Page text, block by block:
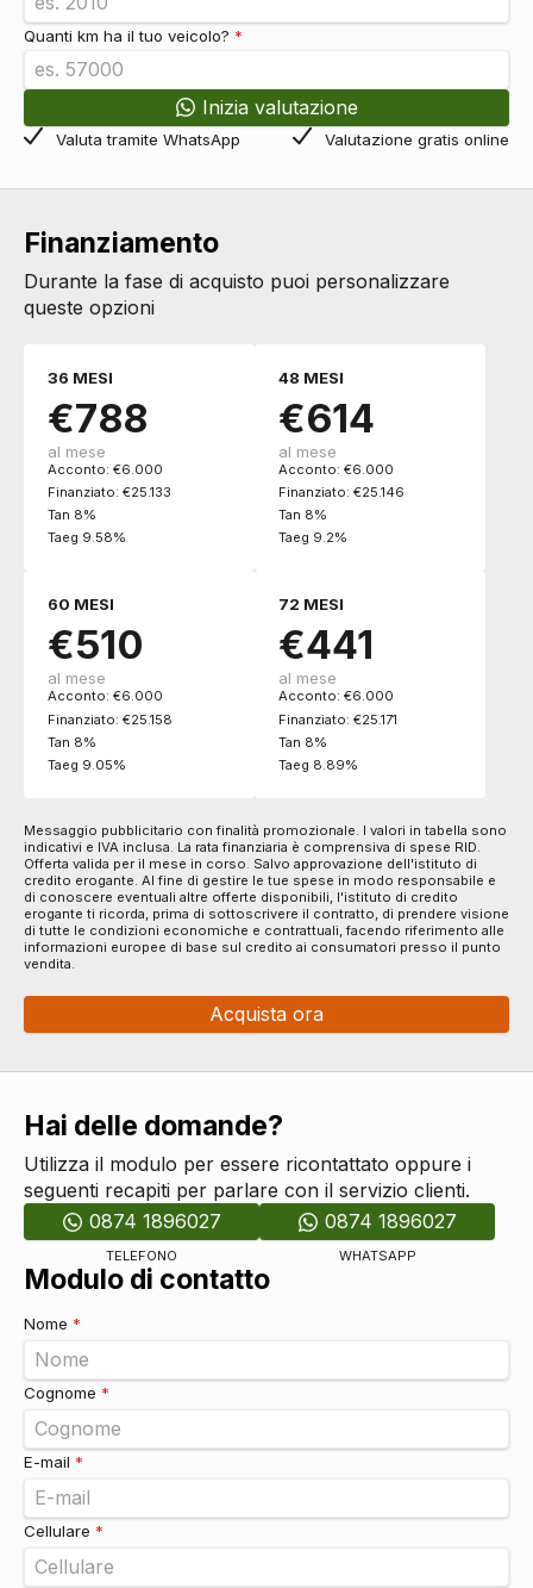
Cromature esterne
Tergicristalli
Specchietti retrovisori anabbaglianti
Fari
Fari a led
DI SERIE
Fari posteriori a led
DI SERIE
Fari automatici e sensore pioggia
Luci diurne
DI SERIE
Terza luce stop
Interni in pelle e tessuto
Interni personalizzazione colori
Pacchetti
Pacchetto
Poggiatesta
Poggiatesta regolabili
Sicurezza
Airbag guida
Airbag laterali
Servosterzo
Controllo della trazione
Controllo della stabilità
Regolatore di velocità - cruise control
Indicatore pressione pneumatici
Retrovisore interno auto-anabbagliante
DI SERIE
Sistema di protezione urto pedoni
DI SERIE
Sistema di riconoscimento stanchezza guidatore
DI SERIE
Assistente alla frenata
DI SERIE
Fissaggi isofix
DI SERIE
Freni a disco autoventilanti
Airbag disinseribile
DI SERIE
Sistema di chiamata d'emergenza
DI SERIE
Freno di stazionamento elettrico
Sistemi di assistenza
Sensori parcheggio anteriori e posteriori
DI SERIE
Indicatore cambio marcia
DI SERIE
Selettore stile di guida
DI SERIE
Vetri
Quanti km ha il tuo veicolo? *
Inizia valutazione
Valuta tramite WhatsApp Valutazione gratis online
Finanziamento
Durante la fase di acquisto puoi personalizzare
queste opzioni
36 MESI
€788
al mese
Acconto: €6.000
Finanziato: €25.133
Tan 8%
Taeg 9.58%
48 MESI
€614
al mese
Acconto: €6.000
Finanziato: €25.146
Tan 8%
Taeg 9.2%
60 MESI
€510
al mese
Acconto: €6.000
Finanziato: €25.158
Tan 8%
Taeg 9.05%
72 MESI
€441
al mese
Acconto: €6.000
Finanziato: €25.171
Tan 8%
Taeg 8.89%
Messaggio pubblicitario con finalità promozionale. I valori in tabella sono
indicativi e IVA inclusa. La rata finanziaria è comprensiva di spese RID.
Offerta valida per il mese in corso. Salvo approvazione dell'istituto di
credito erogante. Al fine di gestire le tue spese in modo responsabile e
di conoscere eventuali altre offerte disponibili, l'istituto di credito
erogante ti ricorda, prima di sottoscrivere il contratto, di prendere visione
di tutte le condizioni economiche e contrattuali, facendo riferimento alle
informazioni europee di base sul credito ai consumatori presso il punto
vendita.
Acquista ora
Hai delle domande?
Utilizza il modulo per essere ricontattato oppure i
seguenti recapiti per parlare con il servizio clienti.
0874 1896027
TELEFONO
0874 1896027
WHATSAPP
Modulo di contatto
Nome *
Cognome *
E-mail *
Cellulare *